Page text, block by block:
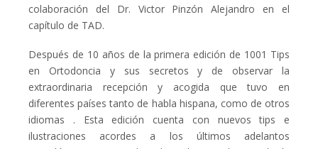
colaboración del Dr. Victor Pinzón Alejandro en el
capítulo de TAD.
Después de 10 años de la primera edición de 1001 Tips
en Ortodoncia y sus secretos y de observar la
extraordinaria recepción y acogida que tuvo en
diferentes países tanto de habla hispana, como de otros
idiomas . Esta edición cuenta con nuevos tips e
ilustraciones acordes a los últimos adelantos